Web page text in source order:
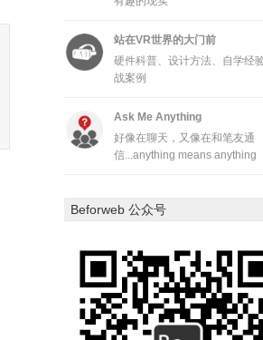
站在VR世界的大门前
硬件科普、设计方法、自学经
战案例
Ask Me Anything
好像在聊天，又像在和笔友通
信...anything means anything
Beforweb 公众号